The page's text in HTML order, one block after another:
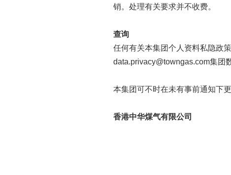
销。处理有关要求并不收费。
查询
任何有关本集团个人资料私隐政
data.privacy@towngas.com集团
本集团可不时在未有事前通知下
香港中华煤气有限公司